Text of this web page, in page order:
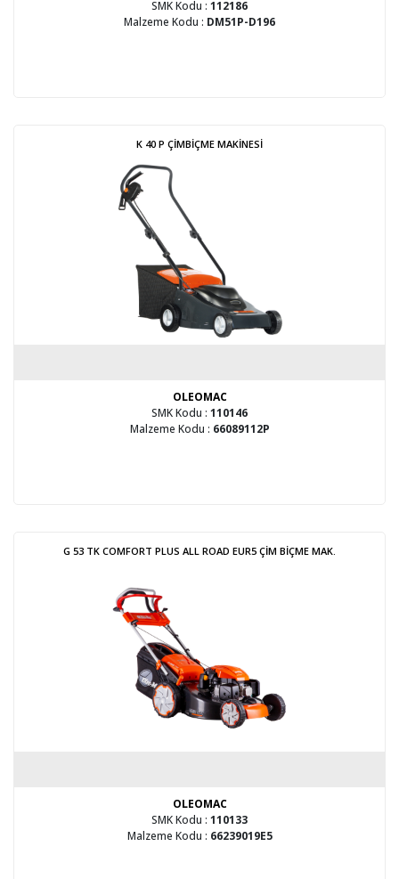
SMK Kodu : 112186
Malzeme Kodu : DM51P-D196
K 40 P ÇİMBİÇME MAKİNESİ
OLEOMAC
SMK Kodu : 110146
Malzeme Kodu : 66089112P
G 53 TK COMFORT PLUS ALL ROAD EUR5 ÇİM BİÇME MAK.
OLEOMAC
SMK Kodu : 110133
Malzeme Kodu : 66239019E5